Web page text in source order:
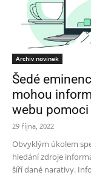
Archiv novinek
Šedé
mohou
webu
29 října, 2022
Obvyklým úkolem
hledání zdroje
šíří dané narativy.